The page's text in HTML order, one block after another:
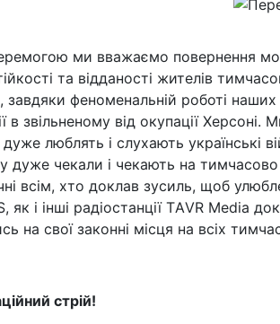
ми вважаємо повернення
та відданості жителів
завдяки феноменальній роботі
в звільненому від окупації
люблять і слухають українські
дуже чекали і чекають на
всім, хто доклав зусиль, щоб
як і інші радіостанції TАVR Media
на свої законні місця на всіх
стрій!